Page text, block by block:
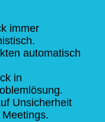
immer
automatisch
in
Unsicherheit